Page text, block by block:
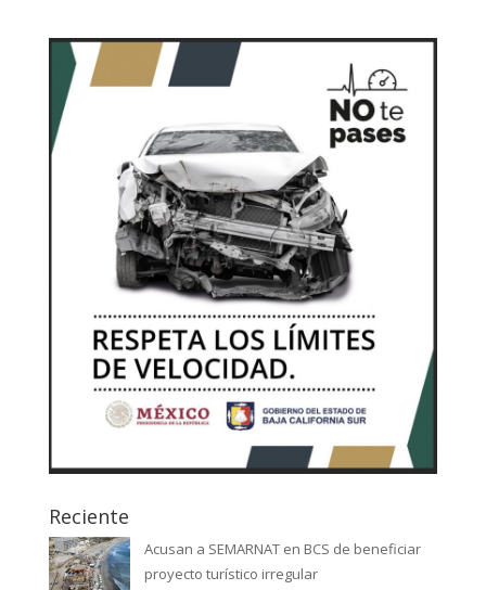
Reciente
Acusan a SEMARNAT en BCS de beneficiar
proyecto turístico irregular